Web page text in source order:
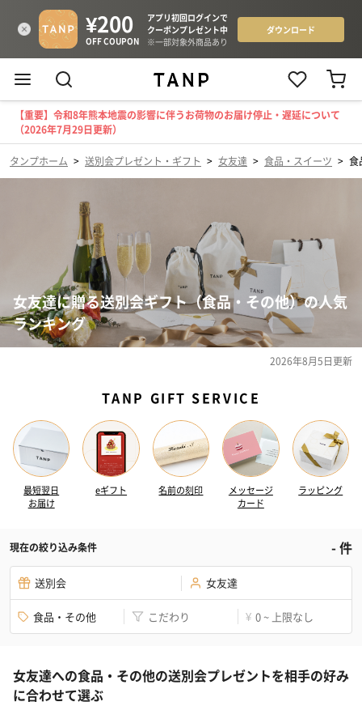
【重要】令和8年熊本地震の影響に伴うお荷物のお届け停止・遅延について
（2026年7月29日更新）
タンプホーム > 送別会プレゼント・ギフト > 女友達 > 食品・スイーツ > 食
女友達に贈る送別会ギフト（食品・その他）の人気
ランキング
2026年8月5日更新
TANP GIFT SERVICE
最短翌日
お届け
eギフト 名前の刻印
メッセージ
カード
ラッピング
現在の絞り込み条件 -件
送別会 女友達
食品・その他 こだわり ¥ 0 ~ 上限なし
女友達への食品・その他の送別会プレゼントを相手の好み
に合わせて選ぶ